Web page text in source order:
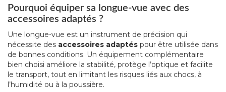
Pourquoi équiper sa longue-vue avec des
accessoires adaptés ?
Une longue-vue est un instrument de précision qui
nécessite des accessoires adaptés pour être utilisée dans
de bonnes conditions. Un équipement complémentaire
bien choisi améliore la stabilité, protège l’optique et facilite
le transport, tout en limitant les risques liés aux chocs, à
l’humidité ou à la poussière.